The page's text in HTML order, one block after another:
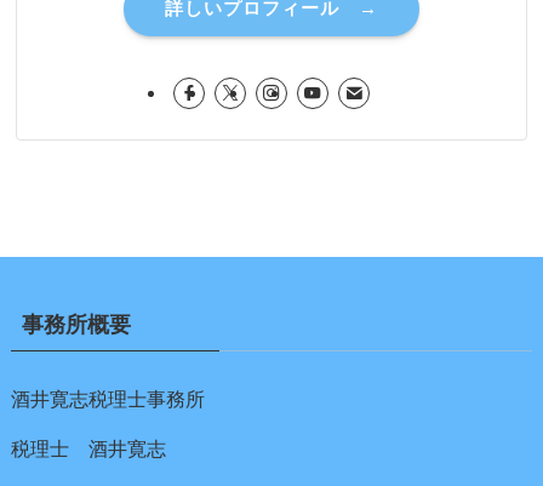
詳しいプロフィール →
事務所概要
酒井寛志税理士事務所
税理士 酒井寛志